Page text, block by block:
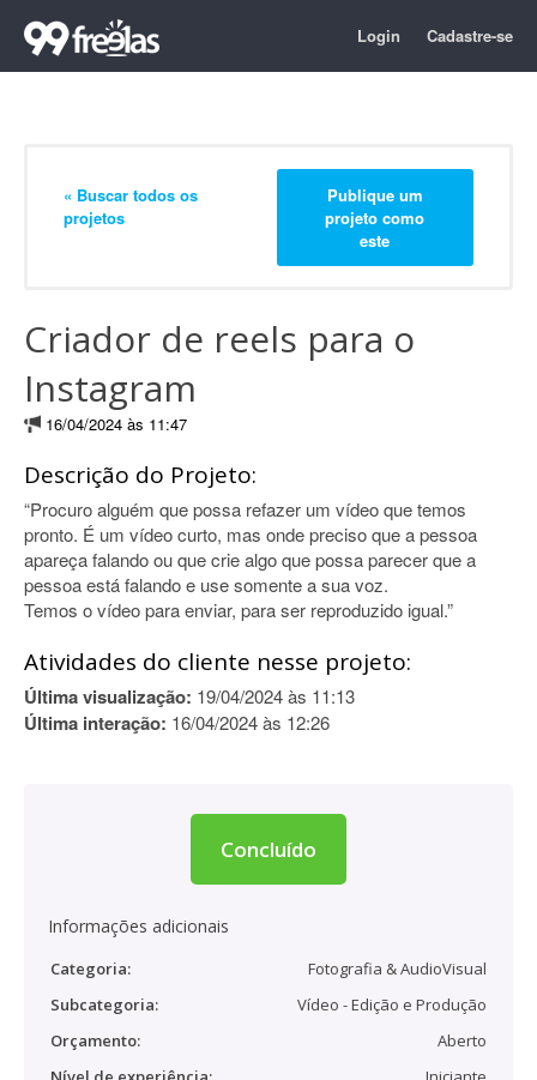
Login Cadastre-se
« Buscar todos os
projetos
Publique um
projeto como
este
Criador de reels para o
Instagram
16/04/2024 às 11:47
Descrição do Projeto:
“Procuro alguém que possa refazer um vídeo que temos
pronto. É um vídeo curto, mas onde preciso que a pessoa
apareça falando ou que crie algo que possa parecer que a
pessoa está falando e use somente a sua voz.
Temos o vídeo para enviar, para ser reproduzido igual.”
Atividades do cliente nesse projeto:
Última visualização: 19/04/2024 às 11:13
Última interação: 16/04/2024 às 12:26
Concluído
Informações adicionais
Categoria:
Fotografia & AudioVisual
Subcategoria:
Vídeo - Edição e Produção
Orçamento:
Aberto